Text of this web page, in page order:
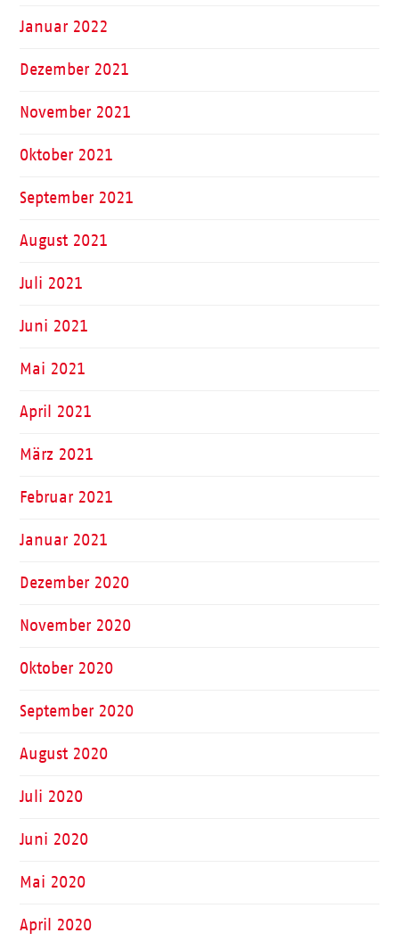
Januar 2022
Dezember 2021
November 2021
Oktober 2021
September 2021
August 2021
Juli 2021
Juni 2021
Mai 2021
April 2021
März 2021
Februar 2021
Januar 2021
Dezember 2020
November 2020
Oktober 2020
September 2020
August 2020
Juli 2020
Juni 2020
Mai 2020
April 2020